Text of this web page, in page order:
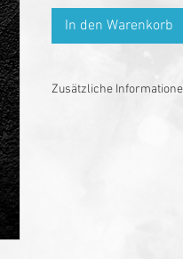
In den Warenkorb
Zusätzliche